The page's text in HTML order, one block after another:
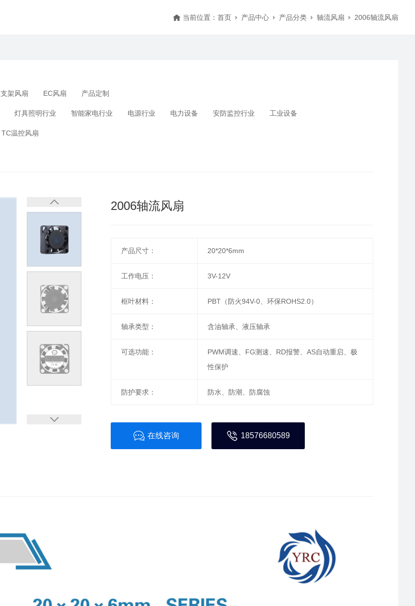
当前位置：首页 产品中心 产品分类 轴流风扇 2006轴流风扇
支架风扇 EC风扇 产品定制
灯具照明行业 智能家电行业 电源行业 电力设备 安防监控行业 工业设备
TC温控风扇
2006轴流风扇
产品尺寸： 20*20*6mm
工作电压： 3V-12V
框叶材料： PBT（防火94V-0、环保ROHS2.0）
轴承类型： 含油轴承、液压轴承
可选功能：
PWM调速、FG测速、RD报警、AS自动重启、极
性保护
防护要求： 防水、防潮、防腐蚀
在线咨询 18576680589